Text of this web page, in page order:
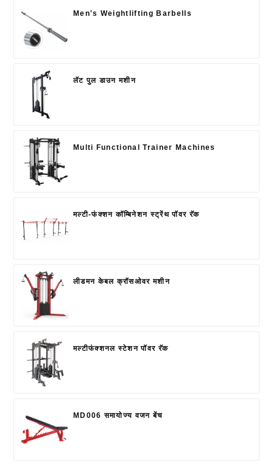
Men's Weightlifting Barbells
लॅट पुल डाउन मशीन
Multi Functional Trainer Machines
मल्टी-फंक्शन कॉम्बिनेशन स्ट्रेंथ पॉवर रॅक
लीडमन केबल क्रॉसओवर मशीन
मल्टीफंक्शनल स्टेशन पॉवर रॅक
MD006 समायोज्य वजन बेंच